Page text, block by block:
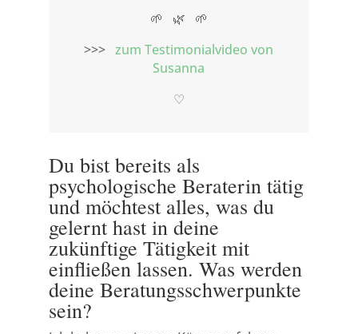
🌱 🌿 🌱
>>>zum Testimonialvideo von
Susanna
♡
Du bist bereits als
psychologische Beraterin tätig
und möchtest alles, was du
gelernt hast in deine
zukünftige Tätigkeit mit
einfließen lassen. Was werden
deine Beratungsschwerpunkte
sein?